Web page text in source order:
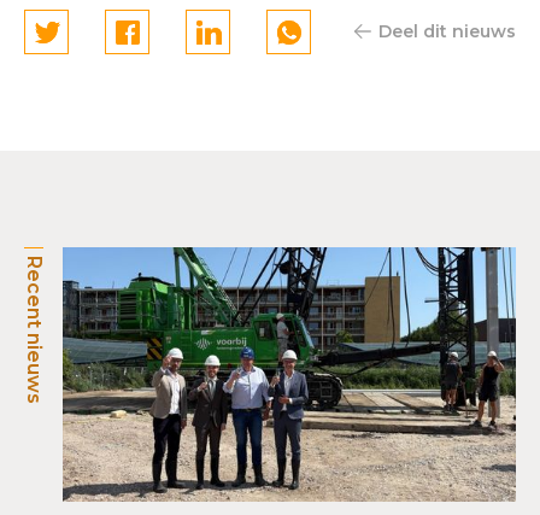
Deel dit nieuws
Recent nieuws